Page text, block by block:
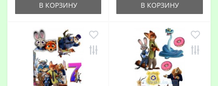
В КОРЗИНУ В КОРЗИНУ